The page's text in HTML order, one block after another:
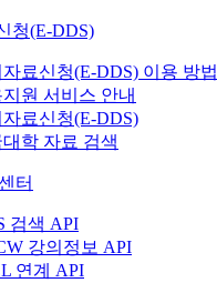
청(E-DDS)
료신청(E-DDS) 이용 방법
원 서비스 안내
료신청(E-DDS)
학 자료 검색
터
검색 API
강의정보 API
연계 API